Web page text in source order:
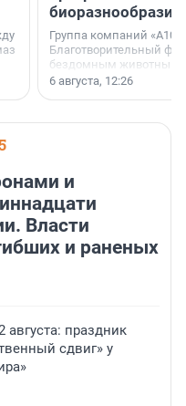
биоразнообразия
Группа компаний
Благотворительный
бездомным животным
заключили соглашение
6 августа, 12:26
и
Власти
и раненых
праздник
сдвиг» у